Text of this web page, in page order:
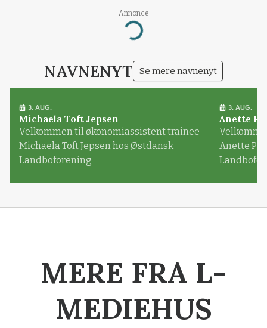
Annonce
Loading...
NAVNENYT Se mere navnenyt
3. AUG.
Michaela Toft Jepsen
Velkommen til økonomiassistent trainee
Michaela Toft Jepsen hos Østdansk
Landboforening
3. AUG.
Anette
Anette
MERE FRA L-
MEDIEHUS